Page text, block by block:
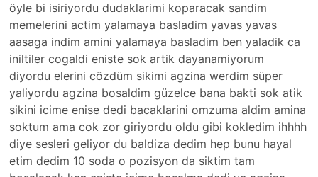
öyle bi isiriyordu dudaklarimi koparacak sandim
memelerini actim yalamaya basladim yavas yavas
aasaga indim amini yalamaya basladim ben yaladik ca
iniltiler cogaldi eniste sok artik dayanamiyorum
diyordu elerini cözdüm sikimi agzina werdim süper
yaliyordu agzina bosaldim güzelce bana bakti sok atik
sikini icime enise dedi bacaklarini omzuma aldim amina
soktum ama cok zor giriyordu oldu gibi kokledim ihhhh
diye sesleri geliyor du baldiza dedim hep bunu hayal
etim dedim 10 soda o pozisyon da siktim tam